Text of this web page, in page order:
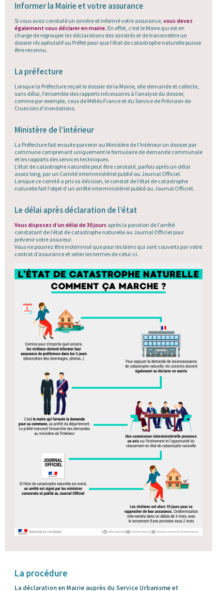
Informer la Mairie et votre assurance
Si vous avez constaté un sinistre et informé votre assurance, vous devez
également vous déclarer en mairie. En effet, c’est le Maire qui est en
charge de regrouper les déclarations des sinistrés et de transmettre un
dossier récapitulatif au Préfet pour que l’état de catastrophe naturelle puisse
être reconnu.
La préfecture
Lorsque la Préfecture reçoit le dossier de la Mairie, elle demande et collecte,
sans délai, l’ensemble des rapports nécessaires à l’analyse du dossier,
comme par exemple, ceux de Météo France et du Service de Prévision de
Crues lors d’inondations.
Ministère de l’intérieur
La Préfecture fait ensuite parvenir au Ministère de l’Intérieur un dossier par
commune comprenant uniquement le formulaire de demande communale
et les rapports des services techniques.
L’état de catastrophe naturelle peut être constaté, parfois après un délai
assez long, par un Comité interministériel publié au Journal Officiel.
Lorsque ce comité a pris sa décision, le constat de l’état de catastrophe
naturelle fait l’objet d’un arrêté interministériel publié au Journal Officiel.
Le délai après déclaration de l’état
Vous disposez d’un délai de 30 jours après la parution de l’arrêté
constatant de l’état de catastrophe naturelle au Journal Officiel pour
prévenir votre assureur.
Vous ne pourrez être indemnisé que pour les biens qui sont couverts par votre
contrat d’assurance et selon les termes de celui-ci.
La procédure
La déclaration en Mairie auprès du Service Urbanisme et